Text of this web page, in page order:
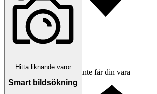
Ersättning om du inte får din vara
Hitta liknande varor
Smart bildsökning